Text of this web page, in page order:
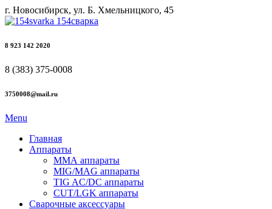
г. Новосибирск, ул. Б. Хмельницкого, 45
8 923 142 2020
8 (383) 375-0008
3750008@mail.ru
Menu
Главная
Аппараты
ММА аппараты
MIG/MAG аппараты
TIG AC/DC аппараты
CUT/LGK аппараты
Сварочные аксессуары